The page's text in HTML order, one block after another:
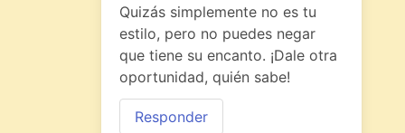
Quizás simplemente no es tu
estilo, pero no puedes negar
que tiene su encanto. ¡Dale otra
oportunidad, quién sabe!
Responder